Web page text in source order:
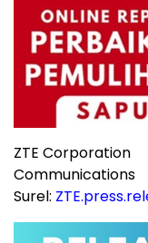
ZTE Corporation
Communications
Surel: